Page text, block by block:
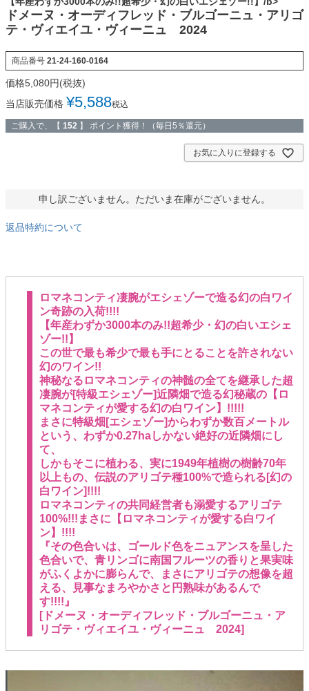
ドメーヌ・オーディフレッド・ブルゴーニュ・アリゴ
テ・ヴィエイユ・ヴィーニュ 2024
商品番号 21-24-160-0164
当店販売価格 ¥5,588税込
ご購入で、【 152 】 ポイント獲得！（毎日5％還元）
お気に入りに登録する
申し訳ございません。ただいま在庫がございません。
返品特約について
ロマネコンティ凄腕がエシェゾーで造る幻の白ワイ
ン奇跡の入荷!!!!
【年産わずか3000本のみ!!超希少・幻の白いエシェ
ゾー!!】
この世で最も希少で最も手にとることを許されない
幻のワイン!!
神秘なるロマネコンティの神髄の全てを継承した超
凄腕が[特級エシェゾー]近隣畑で造る幻秘蔵の【ロ
マネコンティが愛する幻の白ワイン】!!!!!
まさに特級畑[エシェゾー]からわずか数百メートル
という、わずか0.27haしかない絶好の近隣畑にし
て、
しかもそこに植わる、実に1949年植樹の樹齢70年
以上もの、伝説のアリゴテ種100%で造られる[幻の
白ワイン]!!!!
ロマネコンティの共同経営者も溺愛するアリゴテ
100%!!!まさに【ロマネコンティが愛する白ワイ
ン】!!!!
『その色合いは、ゴールド色をニュアンスを呈した
色合いで、青リンゴに南国フルーツの香りと果実味
がふくよかに膨らんで、まさにアリゴテの想像を超
える、見事なまろやかさと円熟味があるんで
す!!!!』
[ドメーヌ・オーディフレッド・ブルゴーニュ・ア
リゴテ・ヴィエイユ・ヴィーニュ 2024]